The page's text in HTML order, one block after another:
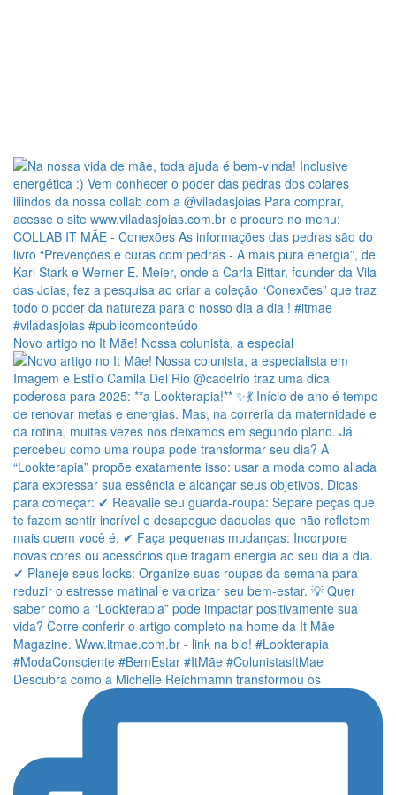
Novo artigo no It Mãe! Nossa colunista, a especial
Descubra como a Michelle Reichmamn transformou os